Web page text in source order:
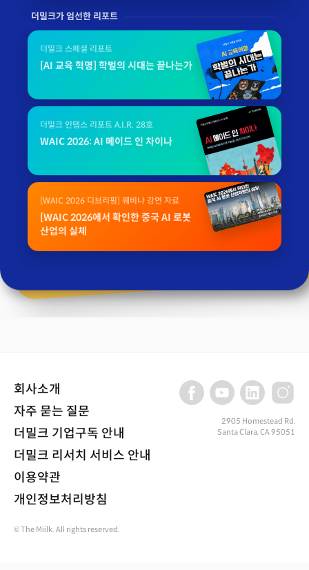
더밀크가 엄선한 리포트
더밀크 스페셜 리포트
[AI 교육 혁명] 학벌의 시대는 끝나는가
더밀크 인뎁스 리포트 A.I.R. 28호
WAIC 2026: AI 메이드 인 차이나
[WAIC 2026 디브리핑] 웨비나 강연 자료
[WAIC 2026에서 확인한 중국 AI 로봇
산업의 실체
회사소개
자주 묻는 질문
더밀크 기업구독 안내
더밀크 리서치 서비스 안내
이용약관
개인정보처리방침
2905 Homestead Rd,
Santa Clara, CA 95051
© The Miilk. All rights reserved.